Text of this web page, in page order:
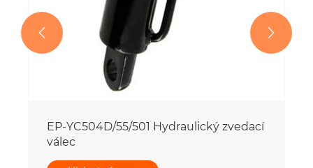
zvedací
 